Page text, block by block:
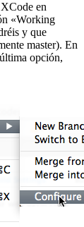
en
«Working
y que
master). En
opción,